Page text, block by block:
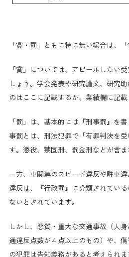
「賞・罰」ともに特に無い場合は、
「賞」については、アピールしたい
しょう。学会発表や研究論文、研究
のはここに記載するか、業績欄に記載
「罰」は、基本的には『刑事罰』を
事罰とは、刑法犯罪で「有罪判決を
す。懲役、禁固刑、罰金刑などが含ま
一方、車関連のスピード違反や駐車
違反は、『行政罰』に分類されてい
ないとされています。
しかし、悪質・重大な交通事故（人
通違反点数が４点以上のもの）や、
の犯罪は告知義務があると考えられま